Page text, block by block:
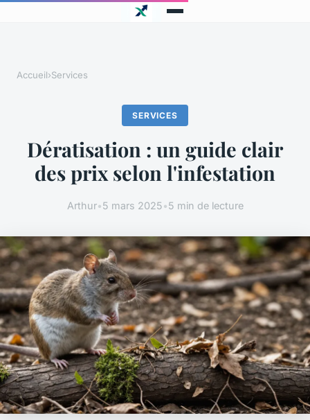
Accueil›Services
SERVICES
Dératisation : un guide clair
des prix selon l'infestation
Arthur•5 mars 2025•5 min de lecture